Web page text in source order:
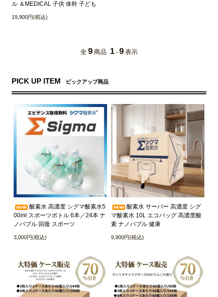
ル ＆MEDICAL 子供 体幹 子ども
19,900円(税込)
全 9 商品 1 - 9 表示
PICK UP ITEM ピックアップ商品
酸素水 高濃度 シグマ酸素水5
00ml スポーツボトル 6本／24本 ナ
ノバブル 回復 スポーツ
3,000円(税込)
酸素水 サーバー 高濃度 シグ
マ酸素水 10L エコバッグ 高濃度酸
素 ナノバブル 健康
9,900円(税込)